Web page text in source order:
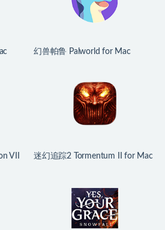
幻兽帕鲁 Palworld for Mac
VII
迷幻追踪2 Tormentum II for Mac